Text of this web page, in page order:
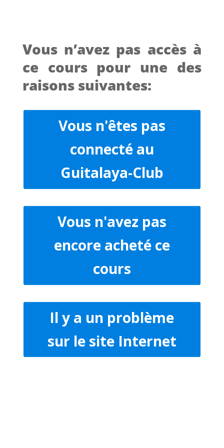
Vous n’avez pas accès à
ce cours pour une des
raisons suivantes:
Vous n'êtes pas
connecté au
Guitalaya-Club
Vous n'avez pas
encore acheté ce
cours
Il y a un problème
sur le site Internet